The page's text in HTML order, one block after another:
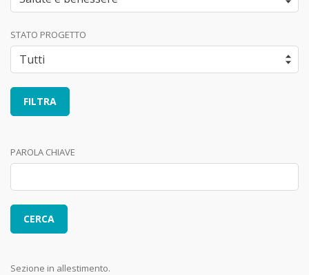
STATO PROGETTO
PAROLA CHIAVE
Sezione in allestimento.